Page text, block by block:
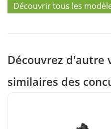
Découvrir tous les
Découvrez d'autre
similaires des